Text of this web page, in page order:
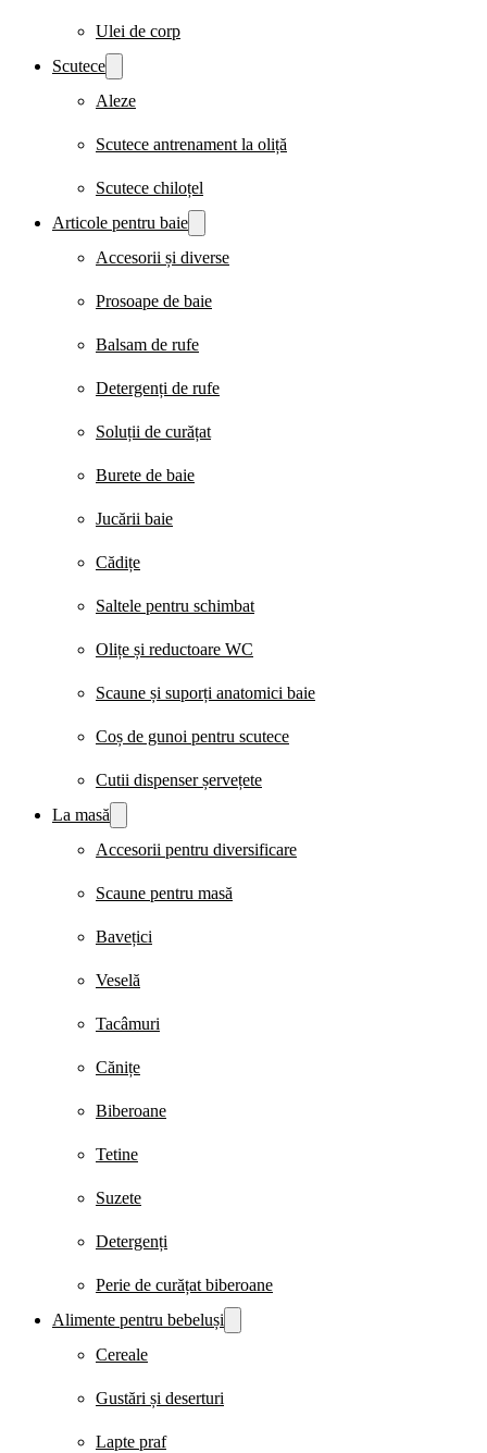
Ulei de corp
Scutece
Aleze
Scutece antrenament la oliță
Scutece chiloțel
Articole pentru baie
Accesorii și diverse
Prosoape de baie
Balsam de rufe
Detergenți de rufe
Soluții de curățat
Burete de baie
Jucării baie
Cădițe
Saltele pentru schimbat
Olițe și reductoare WC
Scaune și suporți anatomici baie
Coș de gunoi pentru scutece
Cutii dispenser șervețete
La masă
Accesorii pentru diversificare
Scaune pentru masă
Bavețici
Veselă
Tacâmuri
Cănițe
Biberoane
Tetine
Suzete
Detergenți
Perie de curățat biberoane
Alimente pentru bebeluși
Cereale
Gustări și deserturi
Lapte praf